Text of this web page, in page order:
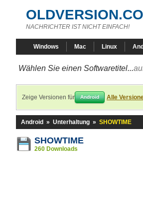
NACHRICHTER IST NICHT EINFACH!
Windows Mac Linux
Wählen Sie einen Softwaretitel...
Zeige Versionen für Android Alle
Android » Unterhaltung » SHOWTIME
SHOWTIME
260 Downloads